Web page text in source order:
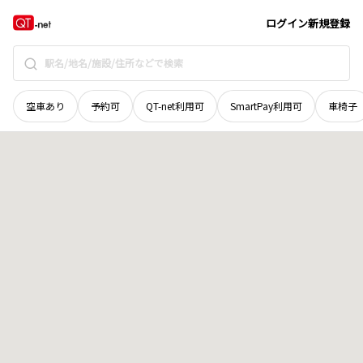
ログイン新規登録
空車あり 予約可 QT-net利用可 SmartPay利用可 車椅子
山口県